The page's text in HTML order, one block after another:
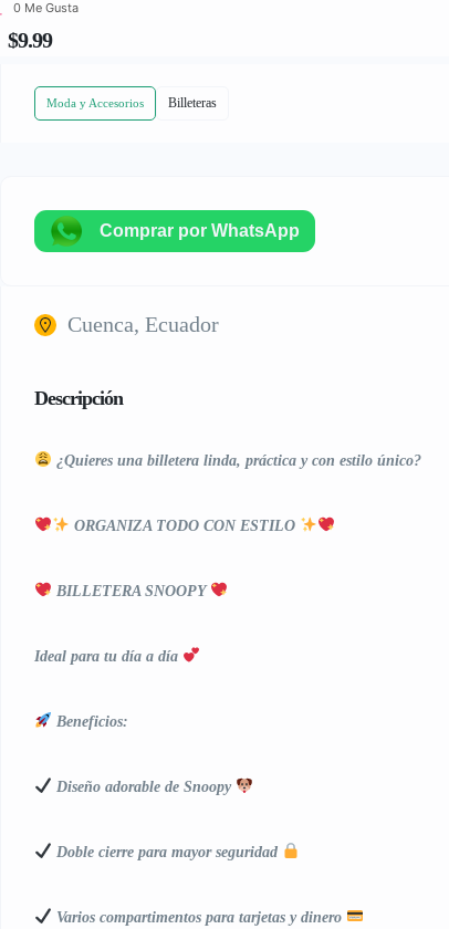
0 Me Gusta
$9.99
Moda y Accesorios Billeteras
Comprar por WhatsApp
Cuenca, Ecuador
Descripción
¿Quieres una billetera linda, práctica y con estilo único?
ORGANIZA TODO CON ESTILO
BILLETERA SNOOPY
Ideal para tu día a día
Beneficios:
Diseño adorable de Snoopy
Doble cierre para mayor seguridad
Varios compartimentos para tarjetas y dinero